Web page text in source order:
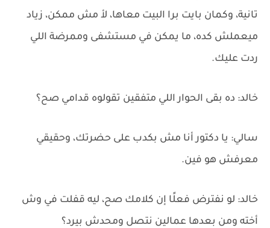
تانية، وكمان بايت برا البيت معاها، لأ مش ممكن، زياد
ميعملش كده، ما يمكن في مستشفى وممرضة اللي
ردت عليك.
خالد: ده بقى الحوار اللي متفقين تقولوه قدامي صح؟
سالي: يا دكتور أنا مش بكدب على حضرتك، وحقيقي
معرفش هو فين.
خالد: لو نفترض فعلًا إن كلامك صح، ليه قفلت في وش
أخته ومن بعدها عمالين نتصل ومحدش بيرد؟